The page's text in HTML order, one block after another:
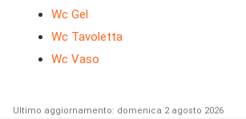
Wc Gel
Wc Tavoletta
Wc Vaso
Ultimo aggiornamento: domenica 2 agosto 2026